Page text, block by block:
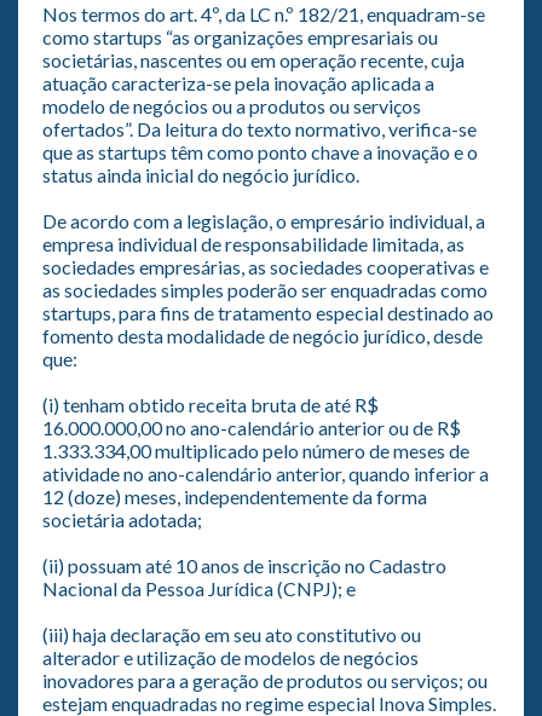
Nos termos do art. 4º, da LC n.º 182/21, enquadram-se
como startups “as organizações empresariais ou
societárias, nascentes ou em operação recente, cuja
atuação caracteriza-se pela inovação aplicada a
modelo de negócios ou a produtos ou serviços
ofertados”. Da leitura do texto normativo, verifica-se
que as startups têm como ponto chave a inovação e o
status ainda inicial do negócio jurídico.
De acordo com a legislação, o empresário individual, a
empresa individual de responsabilidade limitada, as
sociedades empresárias, as sociedades cooperativas e
as sociedades simples poderão ser enquadradas como
startups, para fins de tratamento especial destinado ao
fomento desta modalidade de negócio jurídico, desde
que:
(i) tenham obtido receita bruta de até R$
16.000.000,00 no ano-calendário anterior ou de R$
1.333.334,00 multiplicado pelo número de meses de
atividade no ano-calendário anterior, quando inferior a
12 (doze) meses, independentemente da forma
societária adotada;
(ii) possuam até 10 anos de inscrição no Cadastro
Nacional da Pessoa Jurídica (CNPJ); e
(iii) haja declaração em seu ato constitutivo ou
alterador e utilização de modelos de negócios
inovadores para a geração de produtos ou serviços; ou
estejam enquadradas no regime especial Inova Simples.